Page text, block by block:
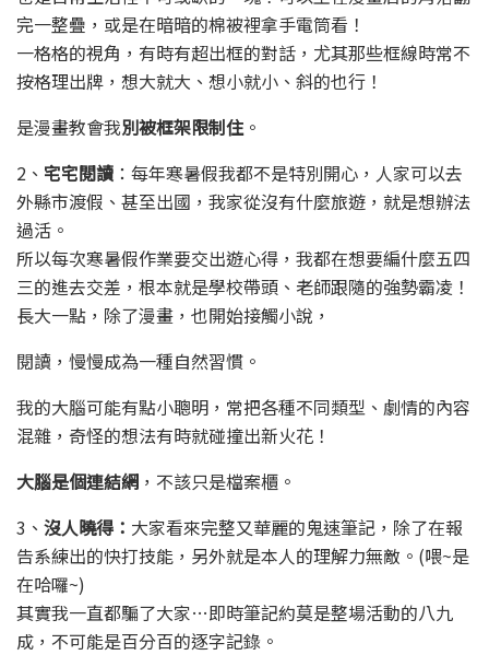
完一整疊，或是在暗暗的棉被裡拿手電筒看！
一格格的視角，有時有超出框的對話，尤其那些框線時常不
按格理出牌，想大就大、想小就小、斜的也行！
是漫畫教會我別被框架限制住 。
2、 宅宅閱讀 ：每年寒暑假我都不是特別開心，人家可以去
外縣市渡假、甚至出國，我家從沒有什麼旅遊，就是想辦法
過活。
所以每次寒暑假作業要交出遊心得，我都在想要編什麼五四
三的進去交差，根本就是學校帶頭、老師跟隨的強勢霸凌！
長大一點，除了漫畫，也開始接觸小說，
閱讀，慢慢成為一種自然習慣。
我的大腦可能有點小聰明，常把各種不同類型、劇情的內容
混雜，奇怪的想法有時就碰撞出新火花！
大腦是個連結網 ，不該只是檔案櫃。
3、 沒人曉得： 大家看來完整又華麗的鬼速筆記，除了在報
告系練出的快打技能，另外就是本人的理解力無敵。(喂~是
在哈囉~)
其實我一直都騙了大家…即時筆記約莫是整場活動的八九
成，不可能是百分百的逐字記錄。